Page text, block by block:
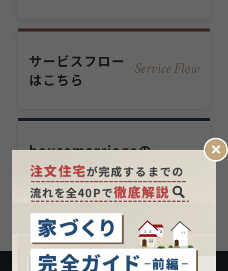
Service Flow
サービスフロー
はこちら
housemarriageの
営業担当者を見る